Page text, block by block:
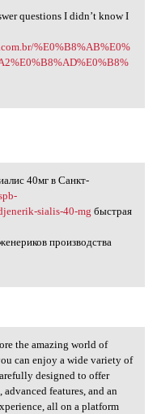
questions I didn’t know I
%E0%B8%AB%E0%
сиалис 40мг в
40мг в Санкт-
sialis-40-mg быстрая
производства
the
the amazing world of
can enjoy a wide variety of
designed to offer
features, and an
all on a platform